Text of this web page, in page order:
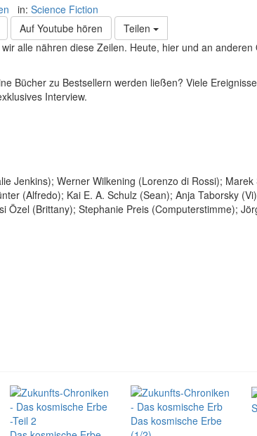
in: Science Fiction
Auf Youtube hören
Teilen
alle nähren diese Zeilen. Heute, hier und an
Bücher zu Bestsellern werden ließen? Viele
Interview.
Jenkins); Werner Wilkening (Lorenzo di Rossi); Marek
(Alfredo); Kai E. A. Schulz (Sean); Anja Taborsky
(Brittany); Stephanie Preis (Computerstimme);
Das kosmische Erbe